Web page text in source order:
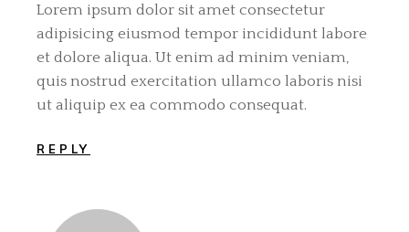
Lorem ipsum dolor sit amet consectetur
adipisicing eiusmod tempor incididunt labore
et dolore aliqua. Ut enim ad minim veniam,
quis nostrud exercitation ullamco laboris nisi
ut aliquip ex ea commodo consequat.
REPLY